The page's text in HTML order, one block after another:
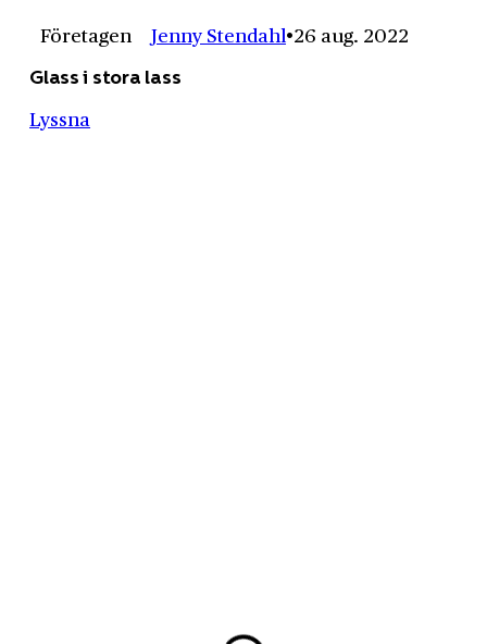
Företagen Jenny Stendahl 26 aug. 2022
Glass i stora lass
Lyssna